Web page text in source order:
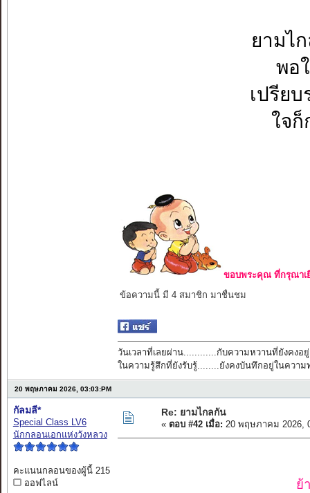
ยามไ
พอ
เปรีย
ใจก็
ขอบพระคุณ ที่กรุณาเ
ข้อความนี้ มี 4 สมาชิก มาชื่นชม
วันเวลาที่เลยผ่าน............กับความหวานที่ยังคงอยู่
ในความรู้สึกที่ยังรับรู้........ยังคงบันทึกอยู่ในความ
20 พฤษภาคม 2026, 03:03:PM
กัลมลี*
Special Class LV6
นักกลอนเอกแห่งวังหลวง
คะแนนกลอนของผู้นี้ 215
ออฟไลน์
Re: ยามไกลกัน
« ตอบ #42 เมื่อ: 20 พฤษภาคม 2026,
ย้